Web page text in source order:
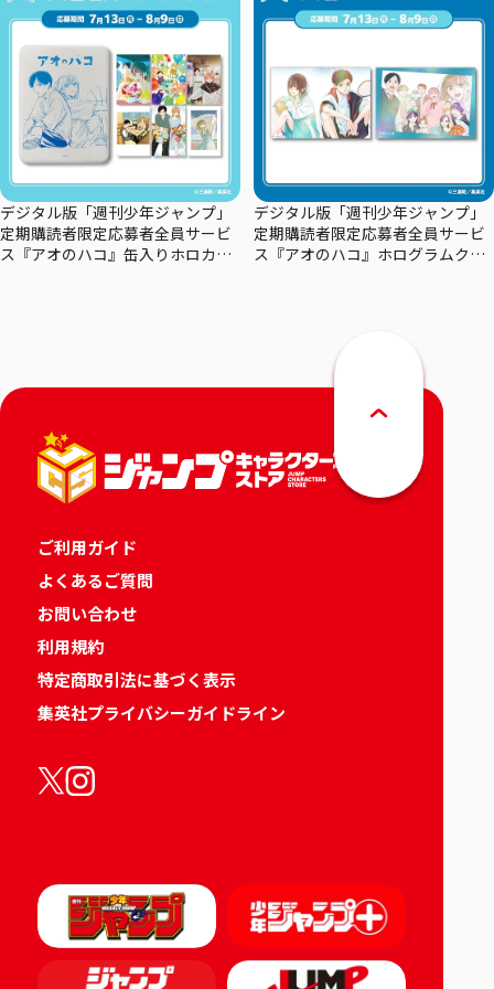
デジタル版「週刊少年ジャンプ」
定期購読者限定応募者全員サービ
ス『アオのハコ』缶入りホロカー
デジタル版「週刊少年ジャンプ」
定期購読者限定応募者全員サービ
ス『アオのハコ』ホログラムクリ
ご利用ガイド
よくあるご質問
お問い合わせ
利用規約
特定商取引法に基づく表示
集英社プライバシーガイドライン